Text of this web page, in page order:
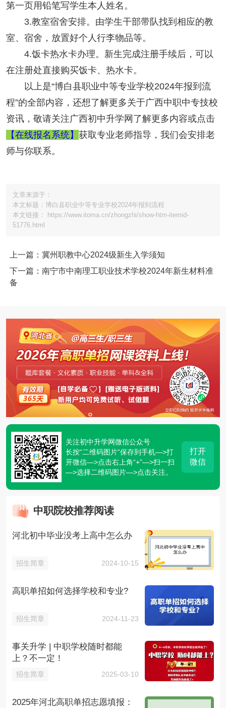
第一页用铅笔写学生本人姓名。
3.教室宿舍安排。由学生干部带队找到相应的教
室、宿舍，放置好个人行李物品等。
4.饭卡热水卡办理。新生完成注册手续后，可以
在注册处直接购买饭卡、热水卡。
以上是“博白县职业中等专业学校2024年报到流
程”的全部内容，还想了解更多关于广西中职中专技校
资讯，敬请关注广西初中升学网了解更多内容或点击
【在线报名系统】 获取专业老师指导，我们会安排老
师与你联系。
文章来源于：
本文标题：博白县职业中等专业学校2024年报到流程
本文链接： https://www.itoma.cn/zhongzhi/show-htm-itemid-
51776.html
上一篇：冀州职教中心2024级新生入学须知
下一篇：南宁市中南理工职业技术学校2024年新生材料准
备
关注初中升学网微信公众号
长按“二维码图片”保存到手机—>打
开微信—>点击右上角“+”—>扫一扫
—>选择二维码图片—>点击关注。
打开
微信
中职院校推荐阅读
河北初中毕业没考上高中怎么办
招生简章 2024-10-15
高职单招如何选择学校和专业?
招生简章 2024-11-23
事关升学 | 中职学校随时都能
上？不一定！
招生简章 2025-03-10
2025年河北高职单招志愿填报：